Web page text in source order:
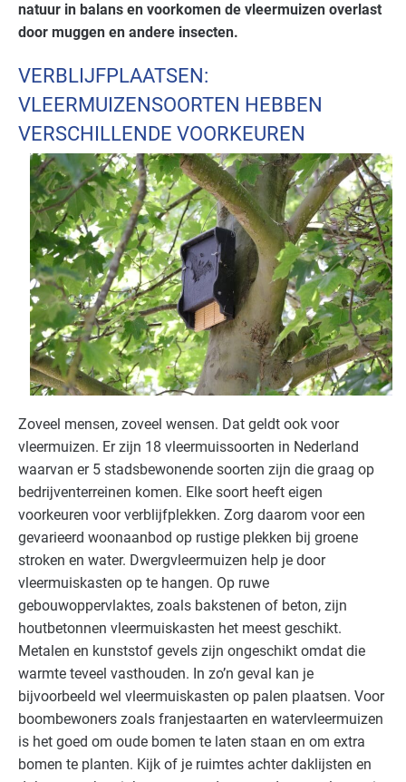
natuur in balans en voorkomen de vleermuizen overlast
door muggen en andere insecten.
VERBLIJFPLAATSEN:
VLEERMUIZENSOORTEN HEBBEN
VERSCHILLENDE VOORKEUREN
Zoveel mensen, zoveel wensen. Dat geldt ook voor
vleermuizen. Er zijn 18 vleermuissoorten in Nederland
waarvan er 5 stadsbewonende soorten zijn die graag op
bedrijventerreinen komen. Elke soort heeft eigen
voorkeuren voor verblijfplekken. Zorg daarom voor een
gevarieerd woonaanbod op rustige plekken bij groene
stroken en water. Dwergvleermuizen help je door
vleermuiskasten op te hangen. Op ruwe
gebouwoppervlaktes, zoals bakstenen of beton, zijn
houtbetonnen vleermuiskasten het meest geschikt.
Metalen en kunststof gevels zijn ongeschikt omdat die
warmte teveel vasthouden. In zo’n geval kan je
bijvoorbeeld wel vleermuiskasten op palen plaatsen. Voor
boombewoners zoals franjestaarten en watervleermuizen
is het goed om oude bomen te laten staan en om extra
bomen te planten. Kijk of je ruimtes achter daklijsten en